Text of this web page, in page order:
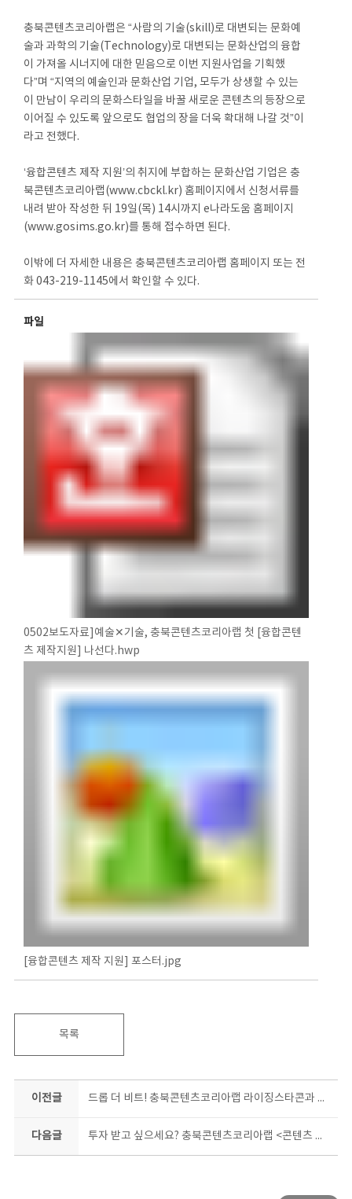
충북콘텐츠코리아랩은 “사람의 기술(skill)로 대변되는 문화예
술과 과학의 기술(Technology)로 대변되는 문화산업의 융합
이 가져올 시너지에 대한 믿음으로 이번 지원사업을 기획했
다”며 “지역의 예술인과 문화산업 기업, 모두가 상생할 수 있는
이 만남이 우리의 문화스타일을 바꿀 새로운 콘텐츠의 등장으로
이어질 수 있도록 앞으로도 협업의 장을 더욱 확대해 나갈 것”이
라고 전했다.
‘융합콘텐츠 제작 지원’의 취지에 부합하는 문화산업 기업은 충
북콘텐츠코리아랩(www.cbckl.kr) 홈페이지에서 신청서류를
내려 받아 작성한 뒤 19일(목) 14시까지 e나라도움 홈페이지
(www.gosims.go.kr)를 통해 접수하면 된다.
이밖에 더 자세한 내용은 충북콘텐츠코리아랩 홈페이지 또는 전
화 043-219-1145에서 확인할 수 있다.
파일
0502보도자료]예술✕기술, 충북콘텐츠코리아랩 첫 [융합콘텐
츠 제작지원] 나선다.hwp
[융합콘텐츠 제작 지원] 포스터.jpg
목록
이전글 드롭 더 비트! 충북콘텐츠코리아랩 라이징스타콘과 함께면 나도 비트메이커!
다음글 투자 받고 싶으세요? 충북콘텐츠코리아랩 <콘텐츠 투자매칭> 프로그램이 도와드립니다!